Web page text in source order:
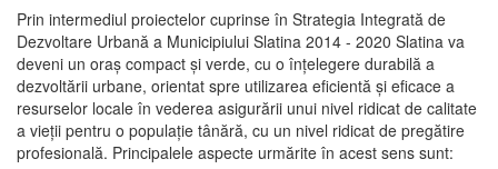
Prin intermediul proiectelor cuprinse în Strategia Integrată de
Dezvoltare Urbană a Municipiului Slatina 2014 - 2020 Slatina va
deveni un oraş compact şi verde, cu o înţelegere durabilă a
dezvoltării urbane, orientat spre utilizarea eficientă şi eficace a
resurselor locale în vederea asigurării unui nivel ridicat de calitate
a vieţii pentru o populaţie tânără, cu un nivel ridicat de pregătire
profesională. Principalele aspecte urmărite în acest sens sunt: